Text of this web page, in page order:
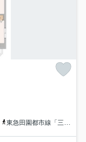
東急田園都市線「三軒茶屋」駅 徒歩18分